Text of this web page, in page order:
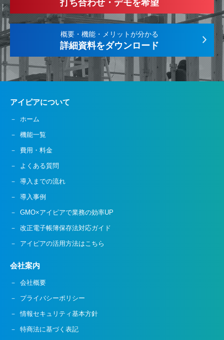
打ち合わせ・デモを希望
概要・機能・メリットが分かる
詳細資料をダウンロード
アイピアについて
ホーム
機能一覧
費用・料金
よくある質問
導入までの流れ
導入事例
GMO×アイピアで業務の効率UP
改正電子帳簿保存法対応ガイド
アイピアの活用方法はこちら
会社案内
会社概要
プライバシーポリシー
情報セキュリティ基本方針
特商法に基づく表記